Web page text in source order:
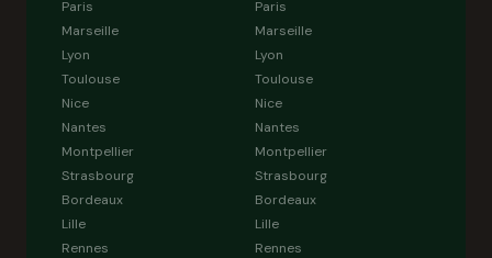
Paris
Marseille
Lyon
Toulouse
Nice
Nantes
Montpellier
Strasbourg
Bordeaux
Lille
Rennes
Paris
Marseille
Lyon
Toulouse
Nice
Nantes
Montpellier
Strasbourg
Bordeaux
Lille
Rennes